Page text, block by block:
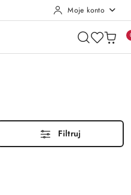
Moje konto
Filtruj